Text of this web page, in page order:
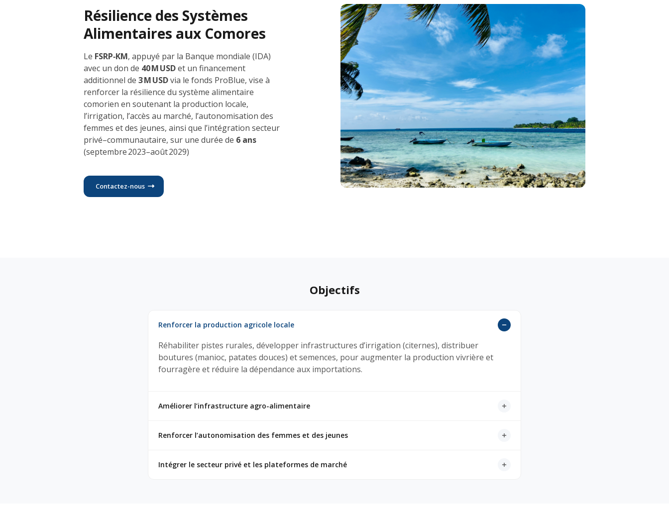
Résilience des Systèmes
Alimentaires aux Comores
Le FSRP‑KM, appuyé par la Banque mondiale (IDA)
avec un don de 40 M USDet un financement
additionnel de 3 M USDvia le fonds ProBlue, vise à
renforcer la résilience du système alimentaire
comorien en soutenant la production locale,
l’irrigation, l’accès au marché, l’autonomisation des
femmes et des jeunes, ainsi que l’intégration secteur
privé–communautaire, sur une durée de 6 ans
(septembre 2023–août 2029)
Contactez-nous
Objectifs
Renforcer la production agricole locale
Réhabiliter pistes rurales, développer infrastructures d’irrigation (citernes), distribuer
boutures (manioc, patates douces) et semences, pour augmenter la production vivrière et
fourragère et réduire la dépendance aux importations.
Améliorer l’infrastructure agro-alimentaire
Renforcer l’autonomisation des femmes et des jeunes
Intégrer le secteur privé et les plateformes de marché